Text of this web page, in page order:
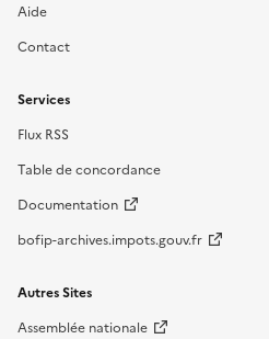
Aide
Contact
Services
Flux RSS
Table de concordance
Documentation
bofip-archives.impots.gouv.fr
Autres Sites
Assemblée nationale